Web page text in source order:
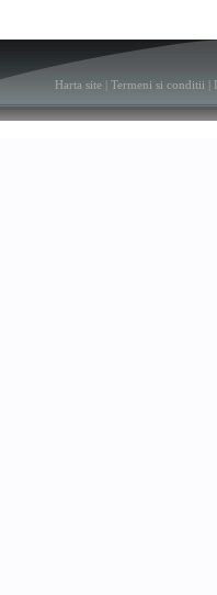
Harta site Termeni si conditii